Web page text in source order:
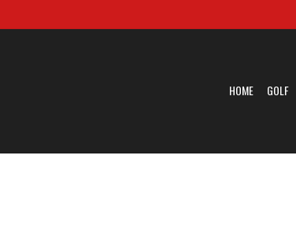
HOME GOLF